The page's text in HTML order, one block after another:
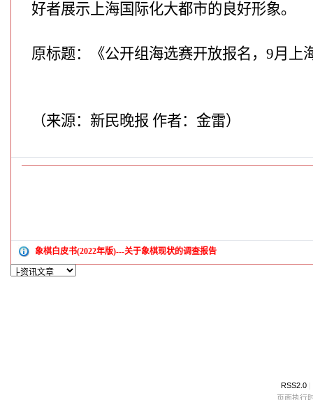
好者展示上海国际化大都市的良好形象。
原标题：《公开组海选赛开放报名，9月上
（来源：新民晚报 作者： 金雷）
象棋白皮书(2022年版)---关于象棋现状的调查报告
RSS2.0 |
页面执行